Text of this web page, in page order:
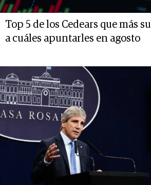
Top 5 de los Cedears que más
a cuáles apuntarles en agosto